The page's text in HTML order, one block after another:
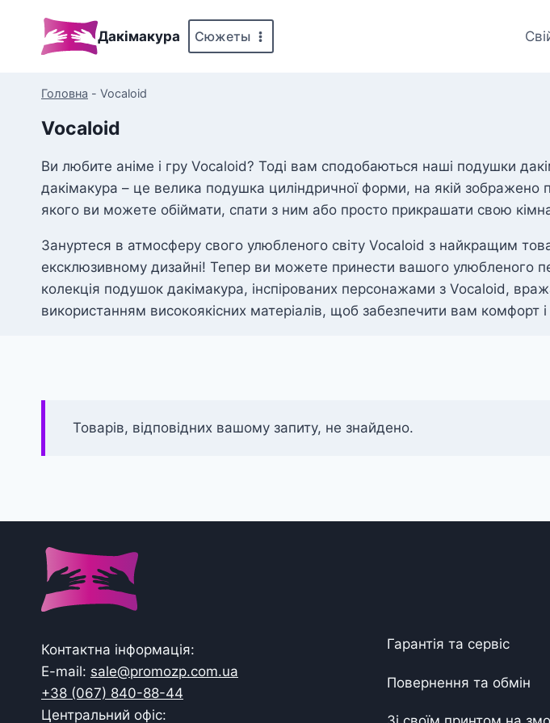
вмісту
Дакімакура Сюжеты
Головна - Vocaloid
Vocaloid
Ви любите аніме і гру Vocaloid? Тоді вам сподобаються наші подушки
дакімакура – це велика подушка циліндричної форми, на якій
якого ви можете обіймати, спати з ним або просто прикрашати свою
Зануртеся в атмосферу свого улюбленого світу Vocaloid з найкращим
ексклюзивному дизайні! Тепер ви можете принести вашого улюбленого
колекція подушок дакімакура, інспірованих персонажами з Vocaloid,
використанням високоякісних матеріалів, щоб забезпечити вам комфорт
Товарів, відповідних вашому запиту, не знайдено.
Контактна інформація:
E-mail: sale@promozp.com.ua
+38 (067) 840-88-44
Центральний офіс:
Гарантія та сервіс
Повернення та обмін